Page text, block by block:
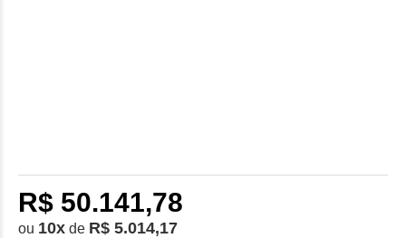
R$ 50.141,78
ou 10x de R$ 5.014,17